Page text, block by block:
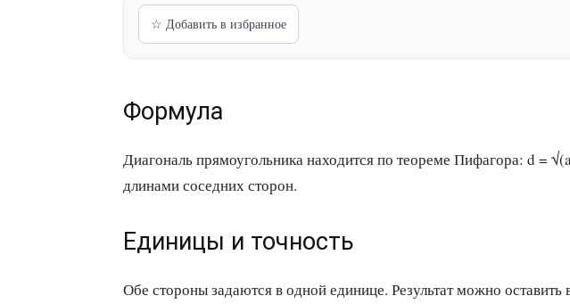
☆ Добавить в избранное
Формула
Диагональ прямоугольника находится по теореме Пифагора: d =
длинами соседних сторон.
Единицы и точность
Обе стороны задаются в одной единице. Результат можно оставить